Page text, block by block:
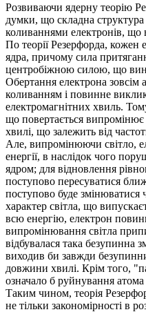
Розвиваючи ядерну теорію
думки, що складна структура
коливаннями електронів, що
По теорії Резерфорда, кожен
ядра, причому сила
центробіжною силою, що
Обертання електрона
коливанням і повинне
електромагнітних хвиль.
що повертається
хвилі, що залежить від
Але, випромінюючи світло,
енергії, в наслідок чого
ядром; для відновлення
поступово пересуватися
поступово буде змінюватися
характер світла, що
всю енергію, електрон
випромінювання світла
відбувалася така безупинна
виходив би завжди
довжини хвилі. Крім того,
означало б руйнування
Таким чином, теорія
не тільки закономірності в